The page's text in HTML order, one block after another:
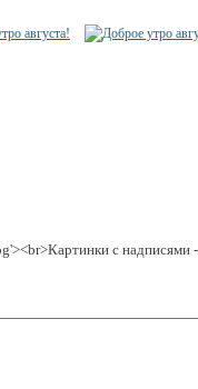
с надписями -